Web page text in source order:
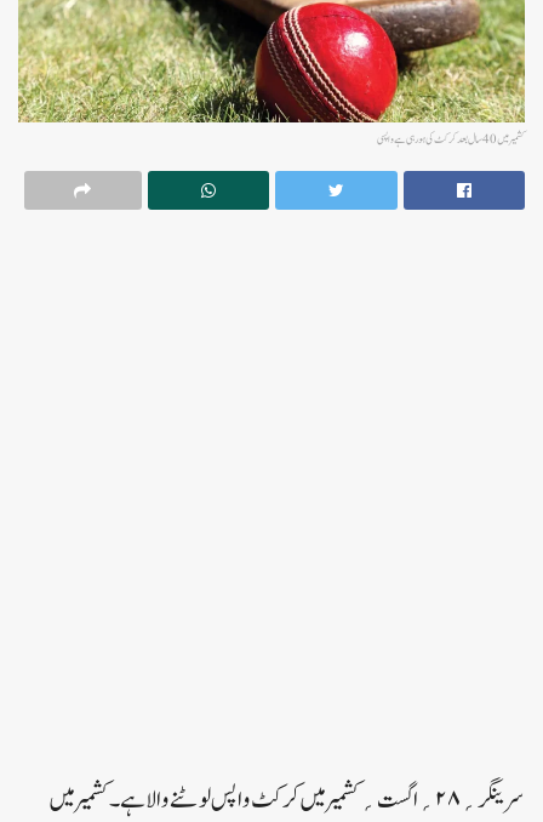
کشمیر میں 40 سال بعد کرکٹ کی ہورہی ہے واپسی
سرینگر؍۲۸؍اگست؍کشمیر میں کرکٹ واپس لوٹنے والا ہے۔ کشمیر میں